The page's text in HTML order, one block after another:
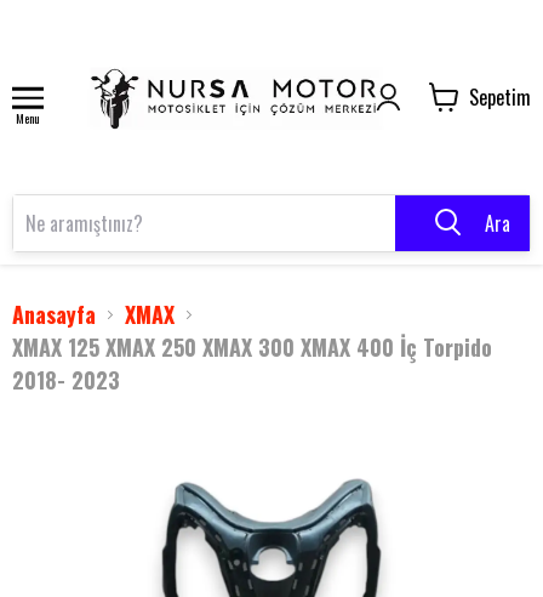
Menu
Sepetim
Ara
Anasayfa
XMAX
XMAX 125 XMAX 250 XMAX 300 XMAX 400 İç Torpido
2018- 2023